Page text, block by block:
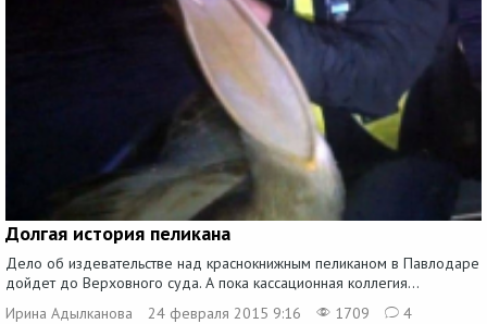
Долгая история пеликана
Дело об издевательстве над краснокнижным пеликаном в Павлодаре
дойдет до Верховного суда. А пока кассационная коллегия...
Ирина Адылканова
24 февраля 2015 9:16 1709 4